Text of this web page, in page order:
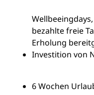
Wellbeeingdays
bezahlte freie
Erholung
Investition von
6 Wochen